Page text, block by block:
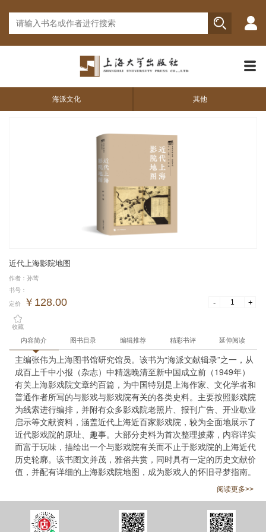
海派文化 其他
近代上海影院地图
作者：孙莺
书号：
定价 ￥128.00 - +
收藏
内容简介 图书目录 编辑推荐 精彩书评 延伸阅读
主编张伟为上海图书馆研究馆员。该书为“海派文献辑录”之一，从
成百上千中小报（杂志）中精选晚清至新中国成立前（1949年）
有关上海影戏院文章约百篇，为中国特别是上海作家、文化学者和
普通作者所写的与影戏与影戏院有关的各类史料。主要按照影戏院
为线索进行编排，并附有众多影戏院老照片、报刊广告、开业歇业
启示等文献资料，涵盖近代上海近百家影戏院，较为全面地展示了
近代影戏院的原址、趣事。大部分史料为首次整理披露，内容详实
而富于玩味，描绘出一个与影戏院有关而不止于影戏院的上海近代
历史轮廓。该书图文并茂，雅俗共赏，同时具有一定的历史文献价
值，并配有详细的上海影戏院地图，成为影戏人的怀旧寻梦指南。
阅读更多>>